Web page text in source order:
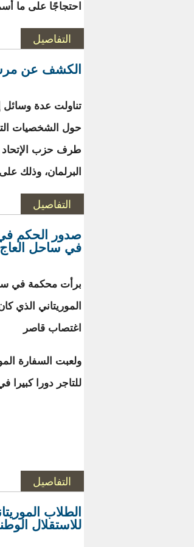
احتجاجًا على ما
التفاصيل
الكشف عن
تناولت عدة وسائل
حول الشخصيات
طرف حزب الإتحاد
البرلمان، وذلك
التفاصيل
صدور الحكم في
في ساحل العاج
برأت محكمة في
الموريتاني الذي
اغتصاب قاصر
ولعبت السفارة
للتاجر دورا كبيرا
التفاصيل
للاستقلال